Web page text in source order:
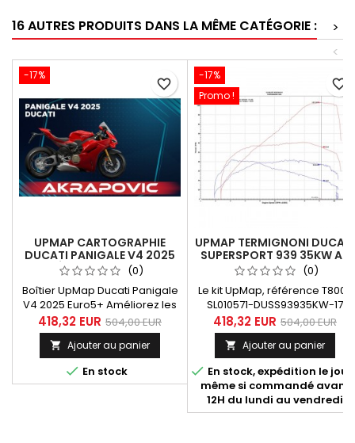
16 AUTRES PRODUITS DANS LA MÊME CATÉGORIE :
>
<
-17%
UPMAP CARTOGRAPHIE
DUCATI PANIGALE V4 2025
AVEC ÉCHAPPEMENT SPARK
COMPLET
(0)
Boîtier UpMap Ducati Panigale
V4 2025 Euro5+ Améliorez les
performances de votre Ducati
Panigale V4 2025
(homologation Euro5+) grâce
au boîtier UpMap. Ce boîtier
de reprogrammation vous
418,32 EUR 504,00 EUR
 Ajouter au panier
 En stock
favorite_border
-17%
Promo !
UPMAP TERMIGNONI DUCATI
SUPERSPORT 939 35KW A2
2017-2018(0)
Le kit UpMap, référence T800-
SL010571-DUSS93935KW-17
(boîtier Bluetooth T800 +
câblage) est destiné à la
Ducati Supersport 939 35 KW -
A2 - années 2017 et 2018. Dans
"En savoir plus", découvrez les
différentes maps disponibles
en fonction des configurations.
418,32 EUR 504,00 EUR
 Ajouter au panier
 En stock, expédition le jour
même si commandé avant
12H du lundi au vendredi
favorite_border